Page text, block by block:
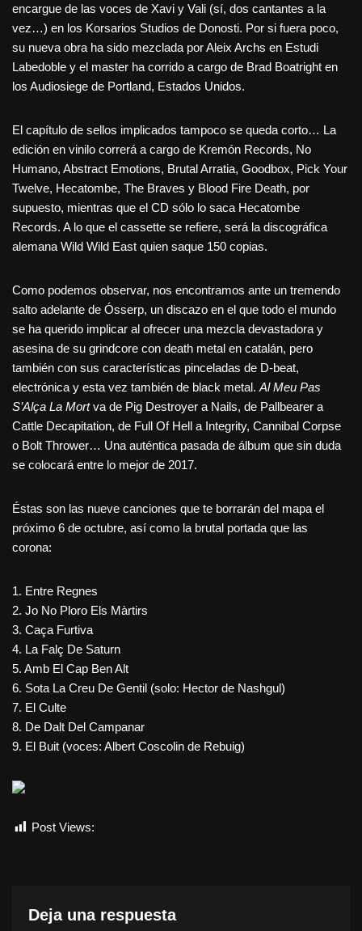
encargue de las voces de Xavi y Vali (sí, dos cantantes a la
vez…) en los Korsarios Studios de Donosti. Por si fuera poco,
su nueva obra ha sido mezclada por Aleix Archs en Estudi
Labedoble y el master ha corrido a cargo de Brad Boatright en
los Audiosiege de Portland, Estados Unidos.
El capítulo de sellos implicados tampoco se queda corto… La
edición en vinilo correrá a cargo de Kremón Records, No
Humano, Abstract Emotions, Brutal Arratia, Goodbox, Pick Your
Twelve, Hecatombe, The Braves y Blood Fire Death, por
supuesto, mientras que el CD sólo lo saca Hecatombe
Records. A lo que el cassette se refiere, será la discográfica
alemana Wild Wild East quien saque 150 copias.
Como podemos observar, nos encontramos ante un tremendo
salto adelante de Ósserp, un discazo en el que todo el mundo
se ha querido implicar al ofrecer una mezcla devastadora y
asesina de su grindcore con death metal en catalán, pero
también con sus características pinceladas de D-beat,
electrónica y esta vez también de black metal. Al Meu Pas
S’Alça La Mortva de Pig Destroyer a Nails, de Pallbearer a
Cattle Decapitation, de Full Of Hell a Integrity, Cannibal Corpse
o Bolt Thrower… Una auténtica pasada de álbum que sin duda
se colocará entre lo mejor de 2017.
Éstas son las nueve canciones que te borrarán del mapa el
próximo 6 de octubre, así como la brutal portada que las
corona:
1. Entre Regnes
2. Jo No Ploro Els Màrtirs
3. Caça Furtiva
4. La Falç De Saturn
5. Amb El Cap Ben Alt
6. Sota La Creu De Gentil (solo: Hector de Nashgul)
7. El Culte
8. De Dalt Del Campanar
9. El Buit (voces: Albert Coscolin de Rebuig)
Post Views:
Deja una respuesta